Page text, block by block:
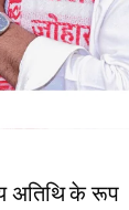
अतिथि के रूप